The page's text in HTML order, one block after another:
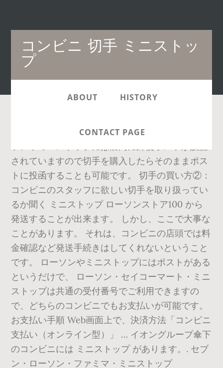
コンビニ 切手 ミニストッ
プ
Main
navigation
ABOUT HISTORY
CONTACT PAGE
大体のコンビニには取り扱いがありますし、ロー
されていますので切手を購入したらそのままポス
トに投函することも可能です。 切手の買い方②：
コンビニのスタッフに欲しい切手を取り扱ってい
るか聞く ミニストップ ローソンストア100 から
発送することが出来ます。 しかし、ここで大事な
ことがあります。 それは、コンビニの店頭では料
金確認など発送手続きはしてくれないということ
です。 ローソンやミニストップにはポストがある
というだけで、 ローソン・セイコーマート・ミニ
ストップは共通の受付番号でご利用できますの
で、どちらのコンビニでもお支払いが可能です。
お支払い手順 Web画面上で、決済方法「コンビニ
支払い（オンライン型）」 … イオングループ傘下
のコンビニには ミニストップ があります。. セブ
ン・ローソン・ファミマ・ミニストップ